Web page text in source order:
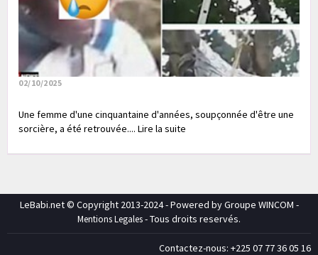
02/10/2025
Une femme d'une cinquantaine d'années, soupçonnée d'être une
sorcière, a été retrouvée.... Lire la suite
LeBabi.net © Copyright 2013-2024 - Powered by Groupe WINCOM -
Mentions Legales- Tous droits reservés.
Contactez-nous: +225 07 77 36 05 16